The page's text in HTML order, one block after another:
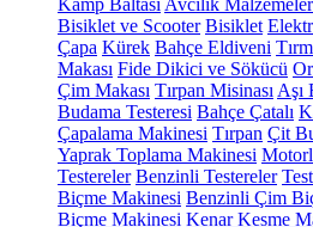
Kamp Baltası Avcılık
Bisiklet ve Scooter Bisiklet
Çapa Kürek Bahçe Eldiveni
Makası Fide Dikici ve Sökücü
Çim Makası Tırpan Misinası Aşı
Budama Testeresi Bahçe Çatalı
Çapalama Makinesi Tırpan Çit
Yaprak Toplama Makinesi
Testereler Benzinli Testereler
Biçme Makinesi Benzinli Çim
Biçme Makinesi Kenar Kesme